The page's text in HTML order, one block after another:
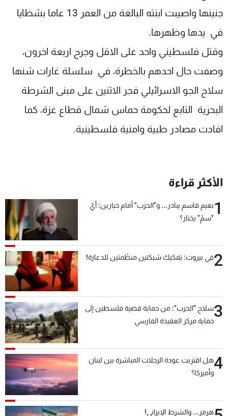
جنينها واصيبت ابنته البالغة من العمر 13 عاما بشظايا
في يدها وظهرها.
وقتل فلسطيني واحد على الاقل وجرح اربعة اخرون،
وصفت حال احدهم بالخطرة، في سلسلة غارات شنها
سلاح الجو الاسرائيلي فجر الاثنين على مبنى الشرطة
البحرية التابع لحكومة حماس شمال قطاع غزة، كما
افادت مصادر طبية وامنية فلسطينية.
الأكثر قراءة
1نعيم قاسم يبادر... و"الحزب" أمام خيارين: أيّ
"سمّ" يختار؟
2في بيروت: تفكيك شبكتين منظّمتين للدعارة!
3سلاح "الحزب": من حماية قضية فلسطين إلى
حماية مركز العقيدة الفارسي
4هل اقتربت عودة الرحلات المباشرة بين لبنان
وأميركا؟
هرمز... والشرط الإيراني!
عن MTV
الإنـتـاج
لاعلاناتكم
وظائف
سياسة الخصوصية